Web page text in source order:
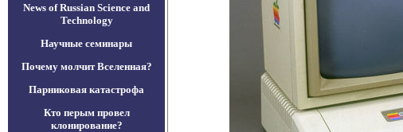
News of Russian Science and
Technology
Научные семинары
Почему молчит Вселенная?
Парниковая катастрофа
Кто перым провел
клонирование?